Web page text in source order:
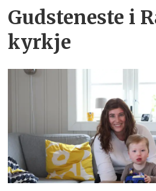
Gudsteneste i
kyrkje